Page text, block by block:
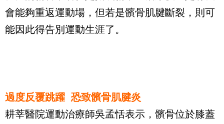
會能夠重返運動場，但若是髕骨肌腱斷裂，則可
能因此得告別運動生涯了。
過度反覆跳躍 恐致髕骨肌腱炎
耕莘醫院運動治療師吳孟恬表示，髕骨位於膝蓋